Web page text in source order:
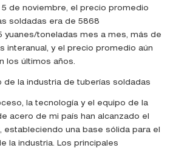
5 de noviembre, el precio promedio
soldadas era de 5868
yuanes/toneladas mes a mes, más de
interanual, y el precio promedio aún
los últimos años.
de la industria de tuberías soldadas
la tecnología y el equipo de la
acero de mi país han alcanzado el
estableciendo una base sólida para el
la industria. Los principales